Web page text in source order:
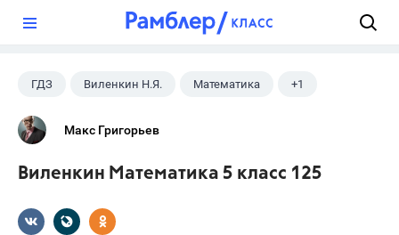
ГДЗ Виленкин Н.Я. Математика +1
5 класс
Макс Григорьев
Виленкин Математика 5 класс 125